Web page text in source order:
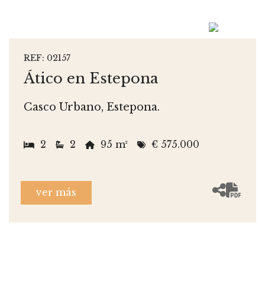
REF: 02157
Ático en Estepona
Casco Urbano, Estepona.
2 2 95 m² € 575.000
ver más